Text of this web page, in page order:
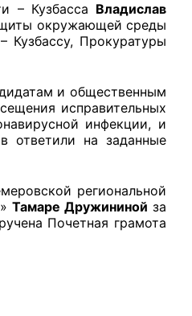
– Кузбасса Владислав
окружающей среды
Прокуратуры
и общественным
исправительных
инфекции, и
ответили на заданные
региональной
Тамаре Дружининой за
Почетная грамота